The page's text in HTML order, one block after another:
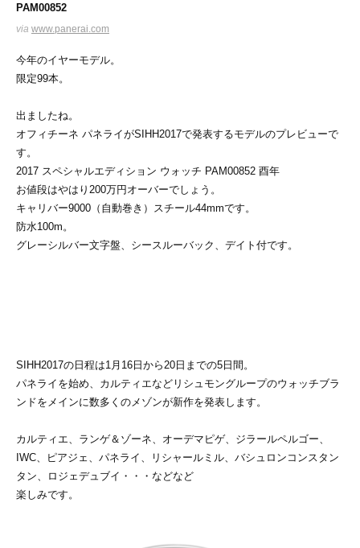
PAM00852
via www.panerai.com
今年のイヤーモデル。
限定99本。
出ましたね。
オフィチーネ パネライがSIHH2017で発表するモデルのプレビューで
す。
2017 スペシャルエディション ウォッチ PAM00852 酉年
お値段はやはり200万円オーバーでしょう。
キャリバー9000（自動巻き）スチール44mmです。
防水100m。
グレーシルバー文字盤、シースルーバック、デイト付です。
SIHH2017の日程は1月16日から20日までの5日間。
パネライを始め、カルティエなどリシュモングループのウォッチブラ
ンドをメインに数多くのメゾンが新作を発表します。
カルティエ、ランゲ＆ゾーネ、オーデマピゲ、ジラールペルゴー、
IWC、ピアジェ、パネライ、リシャールミル、バシュロンコンスタン
タン、ロジェデュブイ・・・などなど
楽しみです。